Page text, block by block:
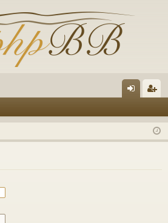
lá
sit
ist
ro